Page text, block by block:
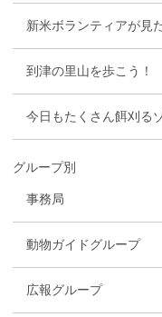
新米ボランティアが見
到津の里山を歩こう！
今日もたくさん餌刈る
グループ別
事務局
動物ガイドグループ
広報グループ